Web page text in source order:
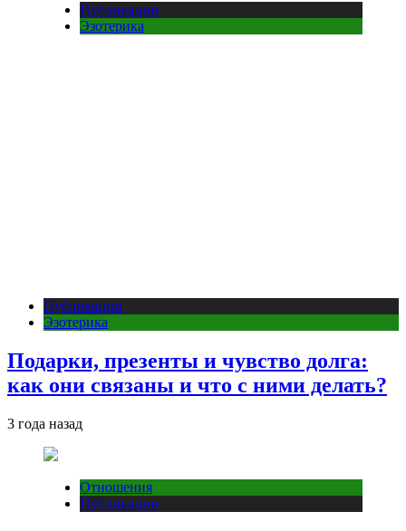
Публикации
Эзотерика
Публикации
Эзотерика
Подарки, презенты и чувство долга:
как они связаны и что с ними делать?
3 года назад
Отношения
Публикации